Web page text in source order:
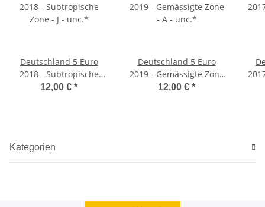
Deutschland 5 Euro
2018 - Subtropische
Zone - J - unc.*
12,00 € *
Deutschland 5 Euro
2019 - Gemässigte Zone
- A - unc.*
12,00 € *
Kategorien